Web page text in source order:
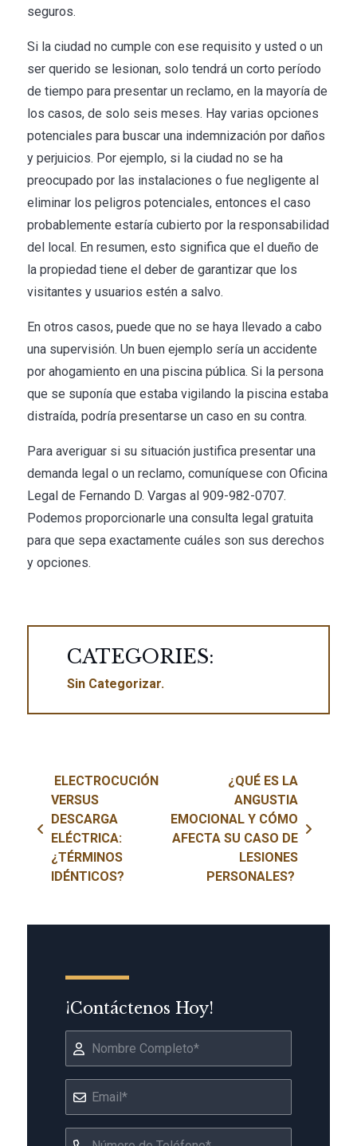
seguros.
Si la ciudad no cumple con ese requisito y usted o un
ser querido se lesionan, solo tendrá un corto período
de tiempo para presentar un reclamo, en la mayoría de
los casos, de solo seis meses. Hay varias opciones
potenciales para buscar una indemnización por daños
y perjuicios. Por ejemplo, si la ciudad no se ha
preocupado por las instalaciones o fue negligente al
eliminar los peligros potenciales, entonces el caso
probablemente estaría cubierto por la responsabilidad
del local. En resumen, esto significa que el dueño de
la propiedad tiene el deber de garantizar que los
visitantes y usuarios estén a salvo.
En otros casos, puede que no se haya llevado a cabo
una supervisión. Un buen ejemplo sería un accidente
por ahogamiento en una piscina pública. Si la persona
que se suponía que estaba vigilando la piscina estaba
distraída, podría presentarse un caso en su contra.
Para averiguar si su situación justifica presentar una
demanda legal o un reclamo, comuníquese conOficina
Legal de Fernando D. Vargas al909-982-0707.
Podemos proporcionarle una consulta legal gratuita
para que sepa exactamente cuáles son sus derechos
y opciones.
CATEGORIES:
Sin Categorizar
Navegación de entradas
ELECTROCUCIÓN
VERSUS
DESCARGA
ELÉCTRICA:
¿TÉRMINOS
IDÉNTICOS?
¿QUÉ ES LA
ANGUSTIA
EMOCIONAL Y CÓMO
AFECTA SU CASO DE
LESIONES
PERSONALES?
¡Contáctenos Hoy!